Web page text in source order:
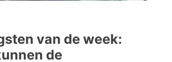
van de week:
de